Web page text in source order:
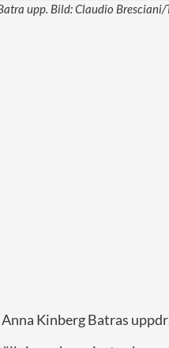
upp. Bild: Claudio Bresciani/
Kinberg Batras